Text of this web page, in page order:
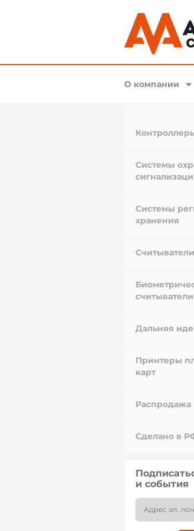
О компании
Системы
Системы
хранения
считыватели
Дальняя
Принтеры
карт
Распродажа
Сделано в
и события